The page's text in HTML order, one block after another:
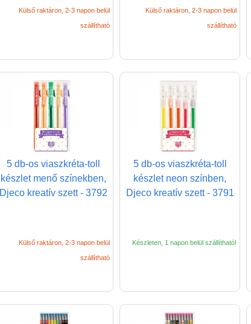
Külső raktáron, 2-3 napon belül
szállítható
Külső raktáron, 2-3 napon belül
szállítható
5 db-os viaszkréta-toll
készlet menő színekben,
Djeco kreatív szett - 3792
Külső raktáron, 2-3 napon belül
szállítható
5 db-os viaszkréta-toll
készlet neon színben,
Djeco kreatív szett - 3791
Készleten, 1 napon belül szállítható!